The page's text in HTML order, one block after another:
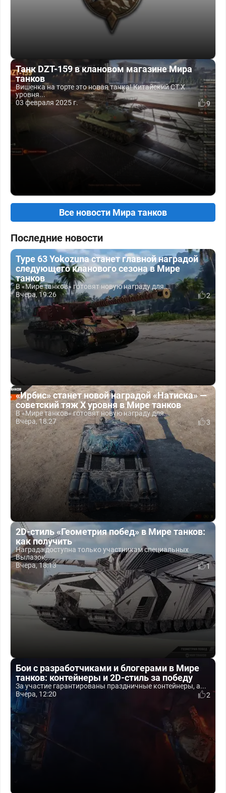
Танк DZT-159 в клановом магазине Мира
танков
Вишенка на торте это новая тачка! Китайский СТ X
уровня...
03 февраля 2025 г.
9
Все новости Мира танков
Последние новости
Type 63 Yokozuna станет главной наградой
следующего кланового сезона в Мире
танков
В «Мире танков» готовят новую награду для...
Вчера, 19:26
2
«Ирбис» станет новой наградой «Натиска» —
советский тяж X уровня в Мире танков
В «Мире танков» готовят новую награду для...
Вчера, 18:27
3
2D-стиль «Геометрия побед» в Мире танков:
как получить
Награда доступна только участникам специальных
Вылазок,...
Вчера, 18:13
1
Бои с разработчиками и блогерами в Мире
танков: контейнеры и 2D-стиль за победу
За участие гарантированы праздничные контейнеры, а...
Вчера, 12:20
2